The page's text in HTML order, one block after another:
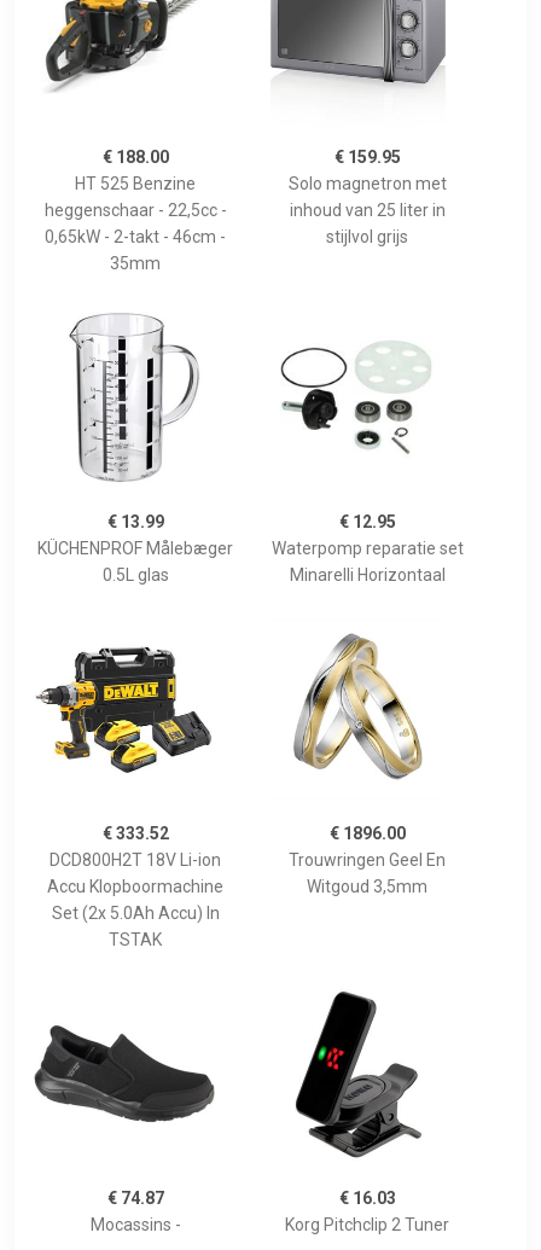
€ 188.00
HT 525 Benzine
heggenschaar - 22,5cc -
0,65kW - 2-takt - 46cm -
35mm
€ 159.95
Solo magnetron met
inhoud van 25 liter in
stijlvol grijs
€ 13.99
KÜCHENPROF Målebæger
0.5L glas
€ 12.95
Waterpomp reparatie set
Minarelli Horizontaal
€ 333.52
DCD800H2T 18V Li-ion
Accu Klopboormachine
Set (2x 5.0Ah Accu) In
TSTAK
€ 1896.00
Trouwringen Geel En
Witgoud 3,5mm
€ 74.87
Mocassins -
€ 16.03
Korg Pitchclip 2 Tuner